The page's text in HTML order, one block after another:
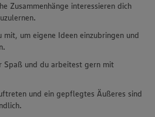
Zusammenhänge interessieren dich
um eigene Ideen einzubringen und
Spaß und du arbeitest gern mit
und ein gepflegtes Äußeres sind